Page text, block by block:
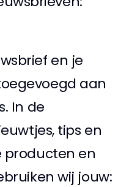
en je
aan
In de
tips en
producten en
wij jouw: